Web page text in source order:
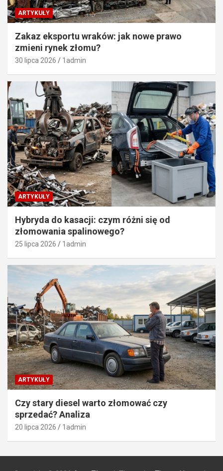
ARTYKUŁY
Zakaz eksportu wraków: jak nowe prawo
zmieni rynek złomu?
30 lipca 2026 1admin
ARTYKUŁY
Hybryda do kasacji: czym różni się od
złomowania spalinowego?
25 lipca 2026 1admin
ARTYKUŁY
Czy stary diesel warto złomować czy
sprzedać? Analiza
20 lipca 2026 1admin